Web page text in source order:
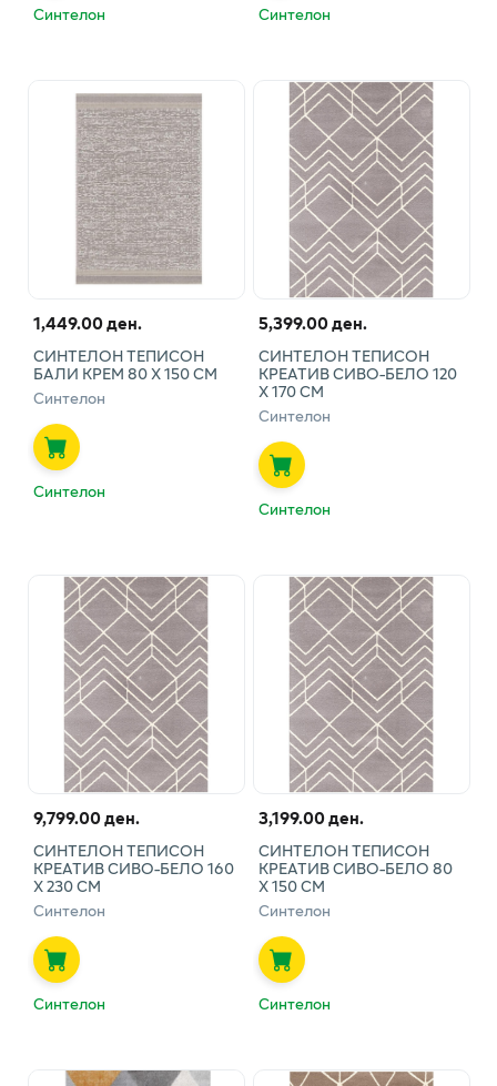
Синтелон Синтелон
1,449.00 ден.
СИНТЕЛОН ТЕПИСОН
БАЛИ КРЕМ 80 Х 150 СМ
Синтелон
Синтелон
5,399.00 ден.
СИНТЕЛОН ТЕПИСОН
КРЕАТИВ СИВО-БЕЛО 120
Х 170 СМ
Синтелон
Синтелон
9,799.00 ден.
СИНТЕЛОН ТЕПИСОН
КРЕАТИВ СИВО-БЕЛО 160
Х 230 СМ
Синтелон
Синтелон
3,199.00 ден.
СИНТЕЛОН ТЕПИСОН
КРЕАТИВ СИВО-БЕЛО 80
Х 150 СМ
Синтелон
Синтелон